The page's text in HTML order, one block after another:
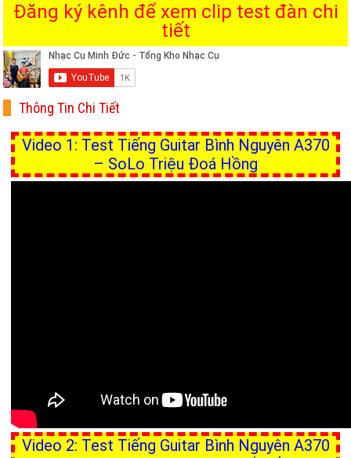
Đăng ký kênh để xem clip test đàn chi
tiết
Thông Tin Chi Tiết
Video 1: Test Tiếng Guitar Bình Nguyên A370
– SoLo Triệu Đoá Hồng
Video 2: Test Tiếng Guitar Bình Nguyên A370